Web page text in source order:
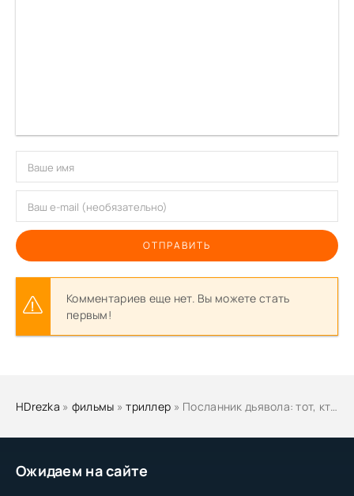
Ожидаем на сайте
ОТПРАВИТЬ
Комментариев еще нет. Вы можете стать
первым!
HDrezka » фильмы »триллер » Посланник дьявола: тот, кто среди нас